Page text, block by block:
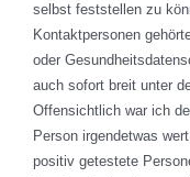
selbst feststellen zu
Kontaktpersonen
oder
auch sofort breit unter
Offensichtlich war ich
Person irgendetwas
positiv getestete